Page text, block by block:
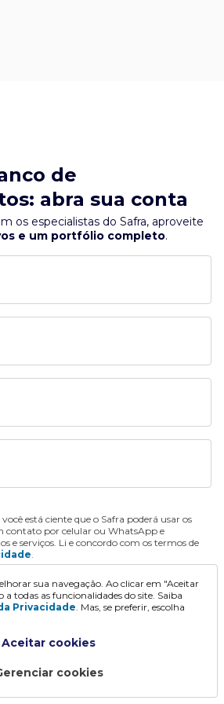
de
abra sua conta
os especialistas do Safra, aproveite
e um portfólio completo.
está ciente que o Safra poderá usar os
contato por celular ou WhatsApp e
e serviços. Li e concordo com os termos de
.
Continuar
sua navegação. Ao clicar em "Aceitar
a todas as funcionalidades do site. Saiba
Privacidade. Mas, se preferir, escolha
Aceitar cookies
cookies